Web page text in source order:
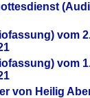
vom
vom
von Heilig